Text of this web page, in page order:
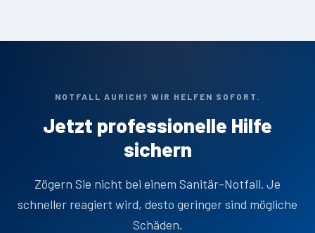
NOTFALL AURICH? WIR HELFEN SOFORT.
Jetzt professionelle Hilfe
sichern
Zögern Sie nicht bei einem Sanitär-Notfall. Je
schneller reagiert wird, desto geringer sind mögliche
Schäden.